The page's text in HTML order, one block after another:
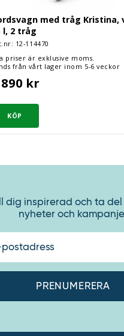
med tråg Kristina,
l, 2 tråg
12-114470
priser är exklusive moms.
från vårt lager inom 5-6 veckor
kr
dig inspirerad och ta
nyheter och